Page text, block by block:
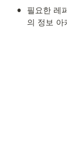
•
필요한 레
의 정보 아